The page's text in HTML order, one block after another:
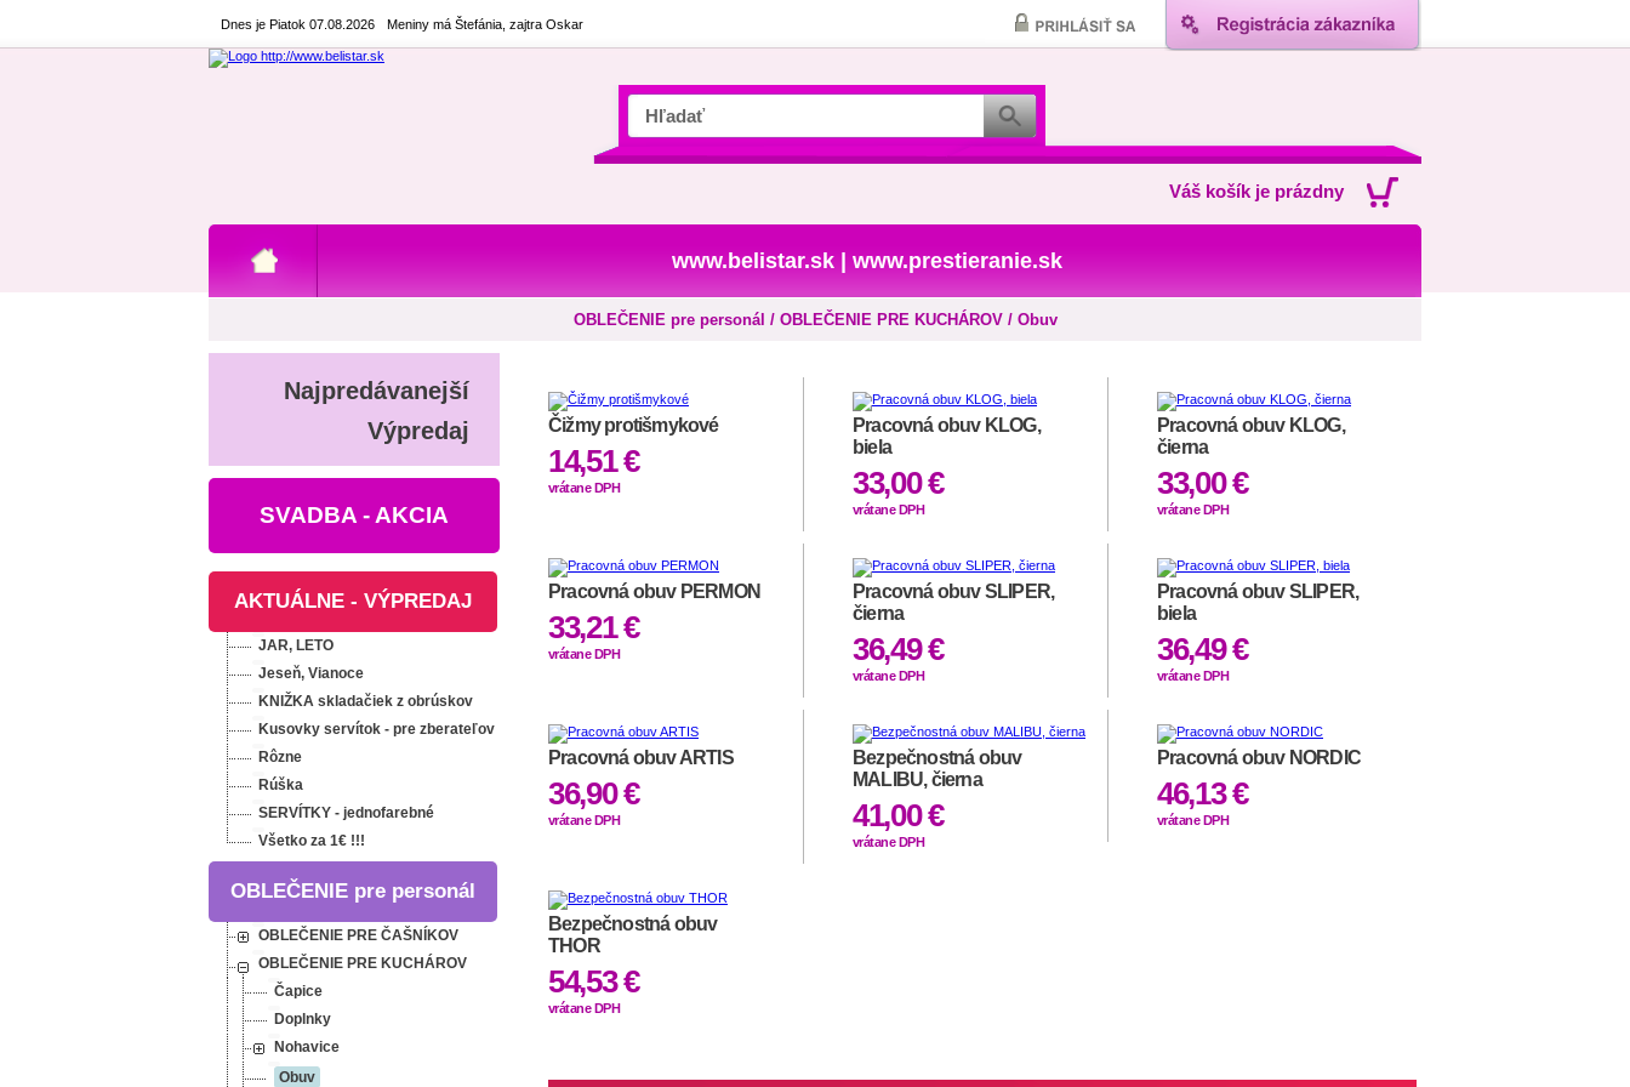
Dnes je Piatok 07.08.2026 Meniny má Štefánia, zajtra Oskar
Váš košík je prázdny
www.belistar.sk| www.prestieranie.sk
OBLEČENIE pre personál / OBLEČENIE PRE KUCHÁROV / Obuv
Najpredávanejší
Výpredaj
SVADBA - AKCIA
AKTUÁLNE - VÝPREDAJ
JAR, LETO
Jeseň, Vianoce
KNIŽKA skladačiek z obrúskov
Kusovky servítok - pre zberateľov
Rôzne
Rúška
SERVÍTKY - jednofarebné
Všetko za 1€ !!!
OBLEČENIE pre personál
OBLEČENIE PRE ČAŠNÍKOV
OBLEČENIE PRE KUCHÁROV
Čapice
Doplnky
Nohavice
Obuv
Čižmy protišmykové
14,51 €
vrátane DPH
Pracovná obuv KLOG,
biela
33,00 €
vrátane DPH
Pracovná obuv KLOG,
čierna
33,00 €
vrátane DPH
Pracovná obuv PERMON
33,21 €
vrátane DPH
Pracovná obuv SLIPER,
čierna
36,49 €
vrátane DPH
Pracovná obuv SLIPER,
biela
36,49 €
vrátane DPH
Pracovná obuv ARTIS
36,90 €
vrátane DPH
Bezpečnostná obuv
MALIBU, čierna
41,00 €
vrátane DPH
Pracovná obuv NORDIC
46,13 €
vrátane DPH
Bezpečnostná obuv
THOR
54,53 €
vrátane DPH